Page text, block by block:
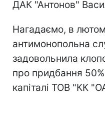
ДАК "Антонов"
Нагадаємо, в
антимонопольна
задовольнила
про придбання
капіталі ТОВ "КК